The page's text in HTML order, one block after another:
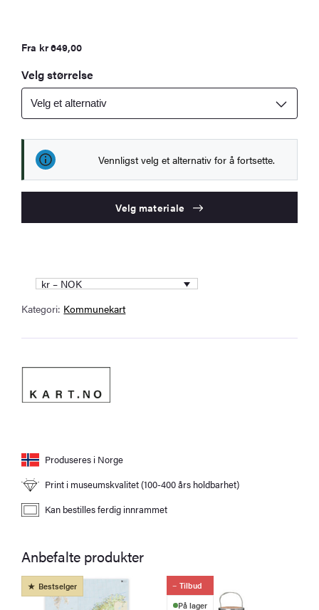
Fra kr649,00
Velg størrelse
Vennligst velg et alternativ for å fortsette.
Velg materiale
kr – NOK
Kategori: Kommunekart
Produseres i Norge
Print i museumskvalitet (100-400 års holdbarhet)
Kan bestilles ferdig innrammet
Anbefalte produkter
Bestselger
Tilbud
På lager